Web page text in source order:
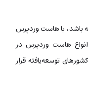
باشد، با هاست وردپرس
هاست وردپرس در
توسعه‌یافته قرار